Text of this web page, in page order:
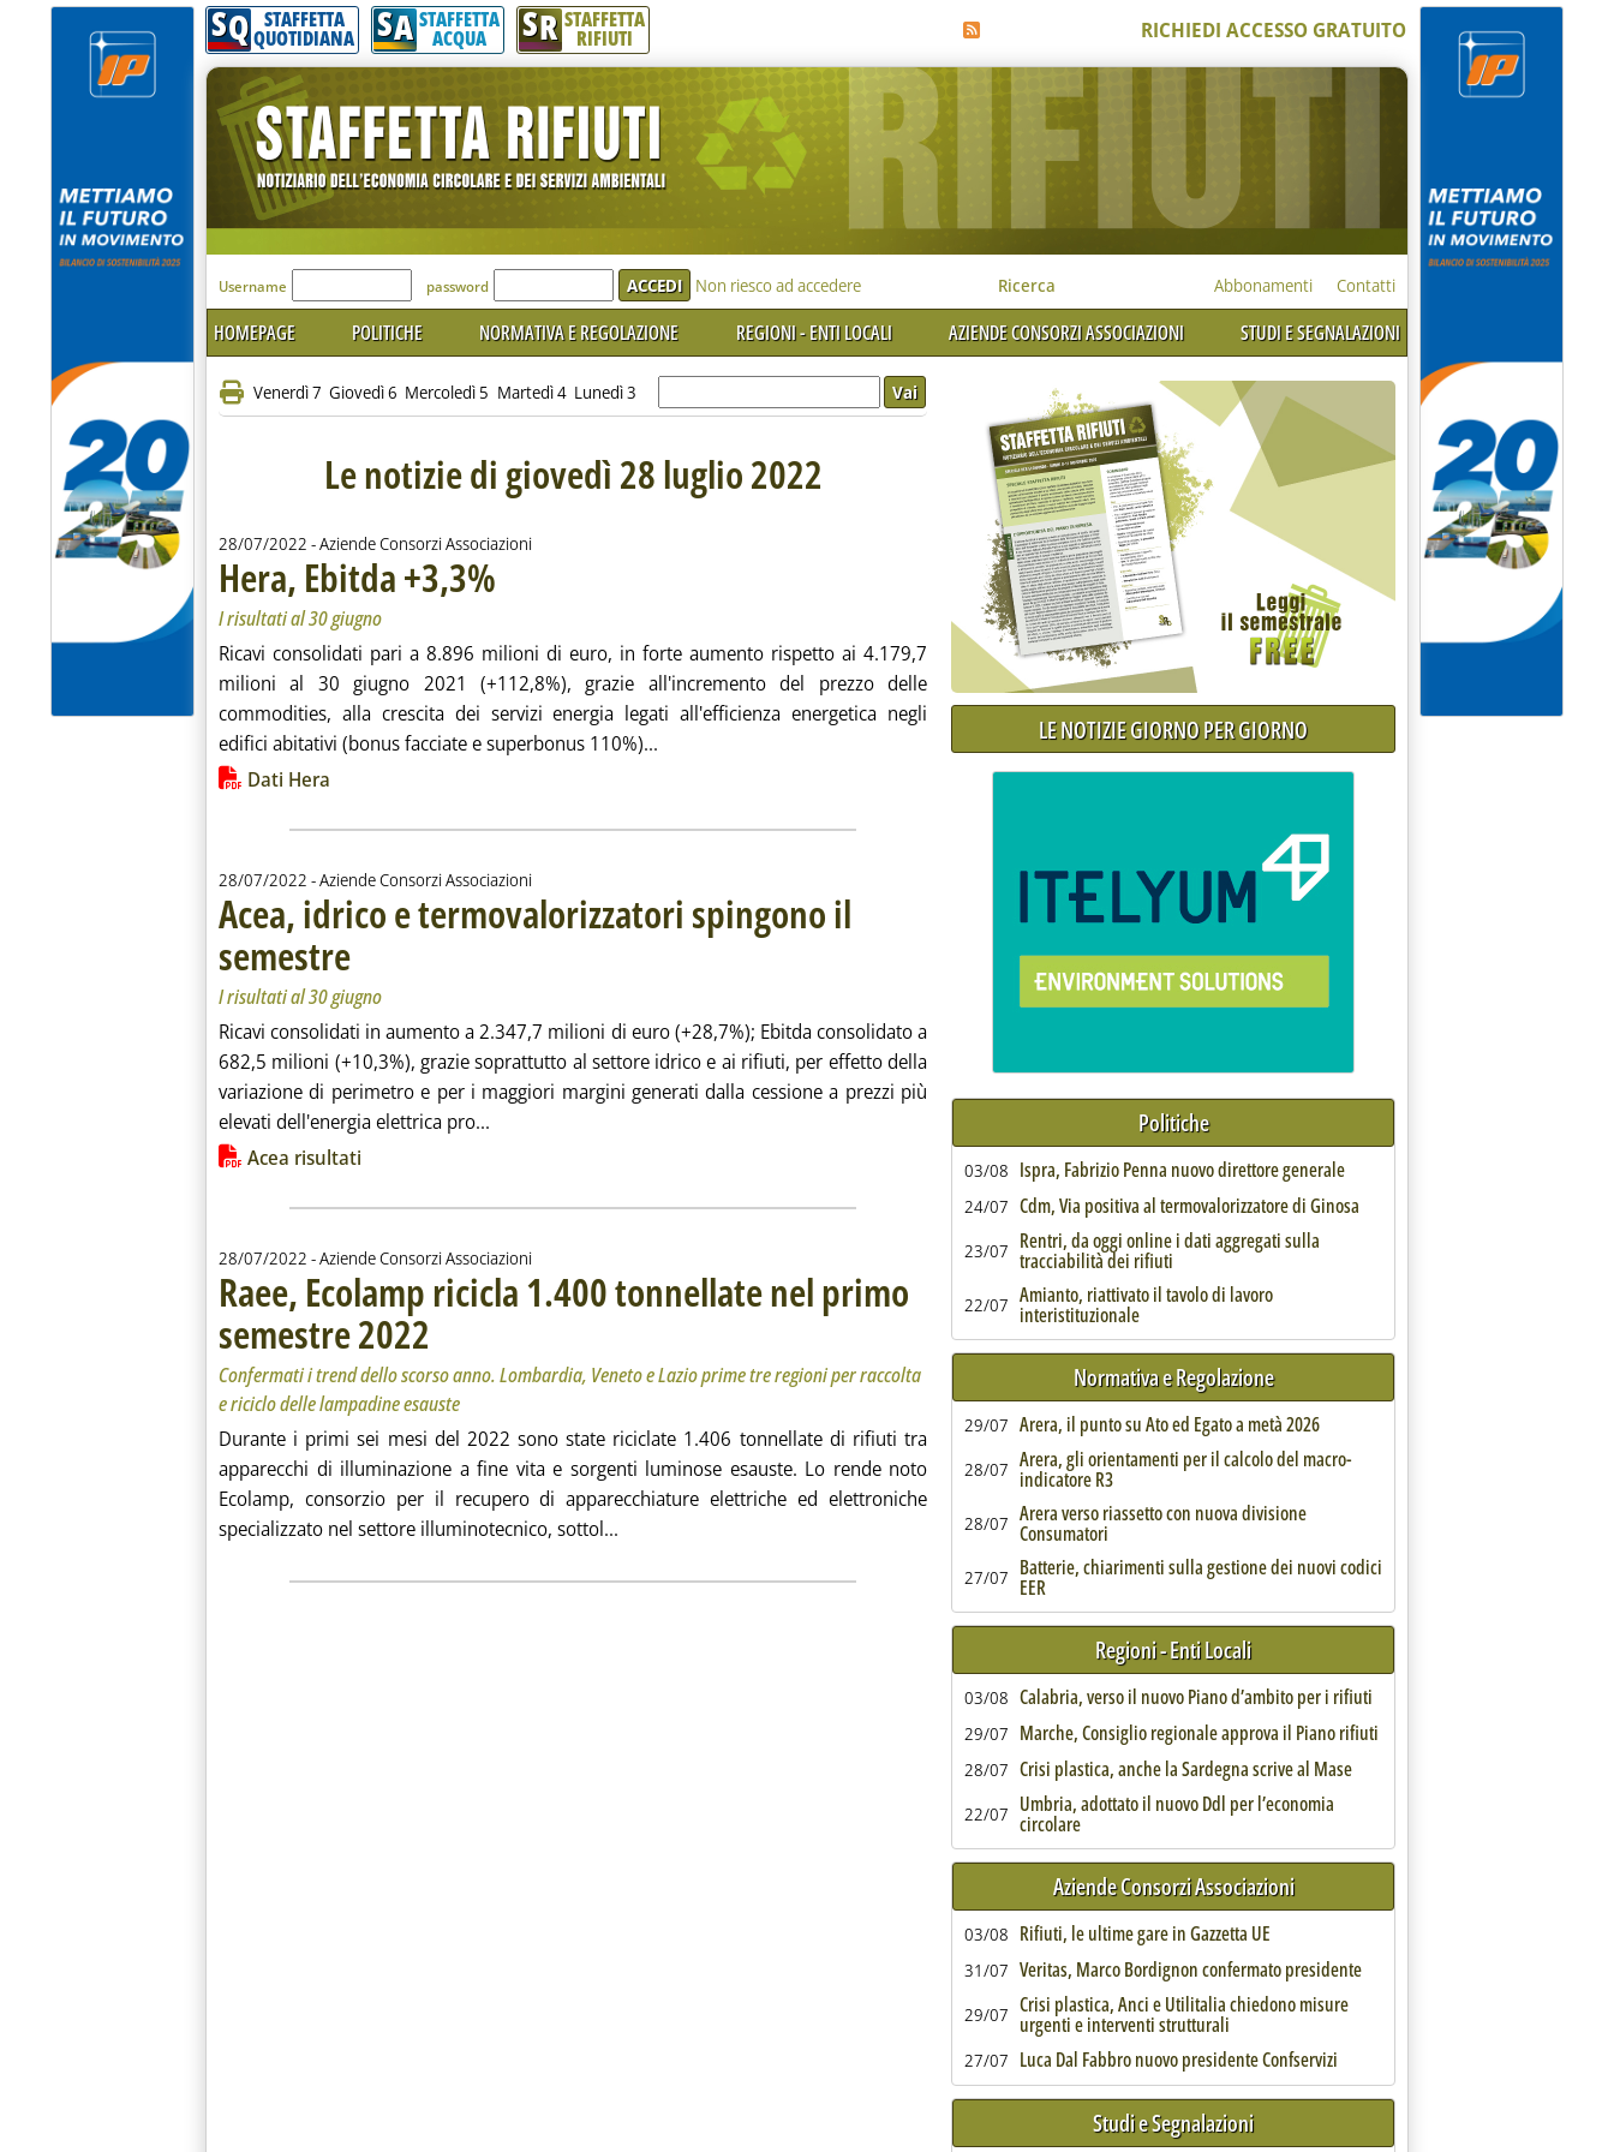
SQ STAFFETTA
QUOTIDIANA SA STAFFETTA
ACQUA SR STAFFETTA
RIFIUTI RICHIEDI ACCESSO GRATUITO
'Modulo Login per accedere'
Username password Non riesco ad accedere Ricerca Abbonamenti Contatti
HOMEPAGE POLITICHE NORMATIVA E REGOLAZIONE REGIONI - ENTI LOCALI AZIENDE CONSORZI ASSOCIAZIONI STUDI E SEGNALAZIONI
Venerdì 7 Giovedì 6 Mercoledì 5 Martedì 4 Lunedì 3
Le notizie di giovedì 28 luglio 2022
28/07/2022 - Aziende Consorzi Associazioni
Hera, Ebitda +3,3%
I risultati al 30 giugno
Ricavi consolidati pari a 8.896 milioni di euro, in forte aumento rispetto ai 4.179,7
milioni al 30 giugno 2021 (+112,8%), grazie all'incremento del prezzo delle
commodities, alla crescita dei servizi energia legati all'efficienza energetica negli
edifici abitativi (bonus facciate e superbonus 110%)...
Lista allegati PDF alla notizia
Dati Hera
28/07/2022 - Aziende Consorzi Associazioni
Acea, idrico e termovalorizzatori spingono il
semestre
I risultati al 30 giugno
Ricavi consolidati in aumento a 2.347,7 milioni di euro (+28,7%); Ebitda consolidato a
682,5 milioni (+10,3%), grazie soprattutto al settore idrico e ai rifiuti, per effetto della
variazione di perimetro e per i maggiori margini generati dalla cessione a prezzi più
elevati dell'energia elettrica pro... Leggi tutta la notizia: 'Acea, idrico e termovalorizzatori spingono il semestre '
Lista allegati PDF alla notizia
Acea risultati
28/07/2022 - Aziende Consorzi Associazioni
Raee, Ecolamp ricicla 1.400 tonnellate nel primo
semestre 2022 . Sottotitolo: Confermati i trend dello scorso anno. Lombardia, Veneto e Lazio prime tre regioni per raccolta e riciclo delle lampadine esauste
Confermati i trend dello scorso anno. Lombardia, Veneto e Lazio prime tre regioni per raccolta
e riciclo delle lampadine esauste
Durante i primi sei mesi del 2022 sono state riciclate 1.406 tonnellate di rifiuti tra
apparecchi di illuminazione a fine vita e sorgenti luminose esauste. Lo rende noto
Ecolamp, consorzio per il recupero di apparecchiature elettriche ed elettroniche
specializzato nel settore illuminotecnico, sottol... Leggi tutta la notizia: 'Raee, Ecolamp ricicla 1.400 tonnellate nel primo semestre 2022'
LE NOTIZIE GIORNO PER GIORNO
Politiche
03/08 Ispra, Fabrizio Penna nuovo direttore generale
24/07 Cdm, Via positiva al termovalorizzatore di Ginosa
23/07 Rentri, da oggi online i dati aggregati sulla
tracciabilità dei rifiuti
22/07 Amianto, riattivato il tavolo di lavoro
interistituzionale
Normativa e Regolazione
29/07 Arera, il punto su Ato ed Egato a metà 2026
28/07 Arera, gli orientamenti per il calcolo del macro-
indicatore R3
28/07 Arera verso riassetto con nuova divisione
Consumatori
27/07 Batterie, chiarimenti sulla gestione dei nuovi codici
EER
Regioni - Enti Locali
03/08 Calabria, verso il nuovo Piano d’ambito per i rifiuti
29/07 Marche, Consiglio regionale approva il Piano rifiuti
28/07 Crisi plastica, anche la Sardegna scrive al Mase
22/07 Umbria, adottato il nuovo Ddl per l’economia
circolare
Aziende Consorzi Associazioni
03/08 Rifiuti, le ultime gare in Gazzetta UE
31/07 Veritas, Marco Bordignon confermato presidente
29/07 Crisi plastica, Anci e Utilitalia chiedono misure
urgenti e interventi strutturali
27/07 Luca Dal Fabbro nuovo presidente Confservizi
Studi e Segnalazioni